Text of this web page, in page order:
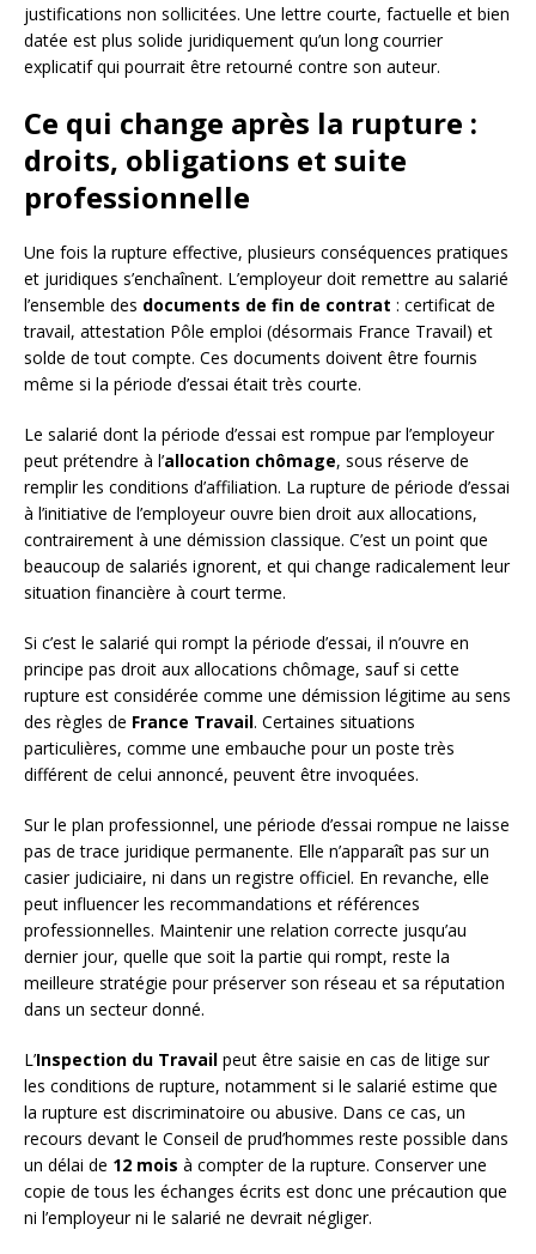
justifications non sollicitées. Une lettre courte, factuelle et bien
datée est plus solide juridiquement qu’un long courrier
explicatif qui pourrait être retourné contre son auteur.
Ce qui change après la rupture :
droits, obligations et suite
professionnelle
Une fois la rupture effective, plusieurs conséquences pratiques
et juridiques s’enchaînent. L’employeur doit remettre au salarié
l’ensemble des documents de fin de contrat : certificat de
travail, attestation Pôle emploi (désormais France Travail) et
solde de tout compte. Ces documents doivent être fournis
même si la période d’essai était très courte.
Le salarié dont la période d’essai est rompue par l’employeur
peut prétendre à l’allocation chômage, sous réserve de
remplir les conditions d’affiliation. La rupture de période d’essai
à l’initiative de l’employeur ouvre bien droit aux allocations,
contrairement à une démission classique. C’est un point que
beaucoup de salariés ignorent, et qui change radicalement leur
situation financière à court terme.
Si c’est le salarié qui rompt la période d’essai, il n’ouvre en
principe pas droit aux allocations chômage, sauf si cette
rupture est considérée comme une démission légitime au sens
des règles de France Travail. Certaines situations
particulières, comme une embauche pour un poste très
différent de celui annoncé, peuvent être invoquées.
Sur le plan professionnel, une période d’essai rompue ne laisse
pas de trace juridique permanente. Elle n’apparaît pas sur un
casier judiciaire, ni dans un registre officiel. En revanche, elle
peut influencer les recommandations et références
professionnelles. Maintenir une relation correcte jusqu’au
dernier jour, quelle que soit la partie qui rompt, reste la
meilleure stratégie pour préserver son réseau et sa réputation
dans un secteur donné.
L’Inspection du Travail peut être saisie en cas de litige sur
les conditions de rupture, notamment si le salarié estime que
la rupture est discriminatoire ou abusive. Dans ce cas, un
recours devant le Conseil de prud’hommes reste possible dans
un délai de 12 mois à compter de la rupture. Conserver une
copie de tous les échanges écrits est donc une précaution que
ni l’employeur ni le salarié ne devrait négliger.